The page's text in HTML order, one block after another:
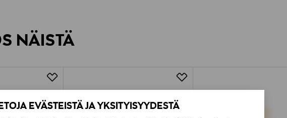
EVÄSTEISTÄ JA YKSITYISYYDESTÄ
Alk. 6,90 €, kun toimitus on saatavilla valittuun
NÄISTÄ